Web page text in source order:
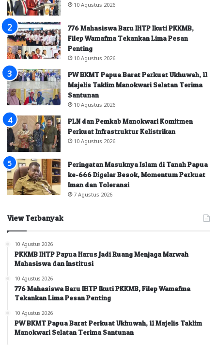
10 Agustus 2026
776 Mahasiswa Baru IHTP Ikuti PKKMB,
Filep Wamafma Tekankan Lima Pesan
Penting
10 Agustus 2026
PW BKMT Papua Barat Perkuat Ukhuwah, 11
Majelis Taklim Manokwari Selatan Terima
Santunan
10 Agustus 2026
PLN dan Pemkab Manokwari Komitmen
Perkuat Infrastruktur Kelistrikan
10 Agustus 2026
Peringatan Masuknya Islam di Tanah Papua
ke-666 Digelar Besok, Momentum Perkuat
Iman dan Toleransi
7 Agustus 2026
View Terbanyak
10 Agustus 2026
PKKMB IHTP Papua Harus Jadi Ruang Menjaga Marwah
Mahasiswa dan Institusi
10 Agustus 2026
776 Mahasiswa Baru IHTP Ikuti PKKMB, Filep Wamafma
Tekankan Lima Pesan Penting
10 Agustus 2026
PW BKMT Papua Barat Perkuat Ukhuwah, 11 Majelis Taklim
Manokwari Selatan Terima Santunan